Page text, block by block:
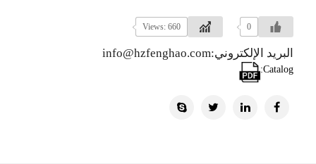
0
Views: 660
البريد الإلكتروني:info@hzfenghao.com
Catalog: